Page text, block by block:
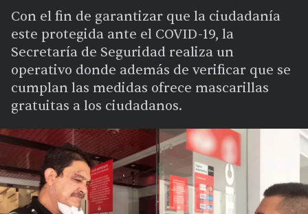
Con el fin de garantizar que la ciudadanía
este protegida ante el COVID-19, la
Secretaría de Seguridad realiza un
operativo donde además de verificar que se
cumplan las medidas ofrece mascarillas
gratuitas a los ciudadanos.